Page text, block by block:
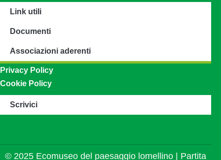
Link utili
Documenti
Associazioni aderenti
Privacy Policy
Cookie Policy
Scrivici
© 2025 Ecomuseo del paesaggio lomellino | Partita